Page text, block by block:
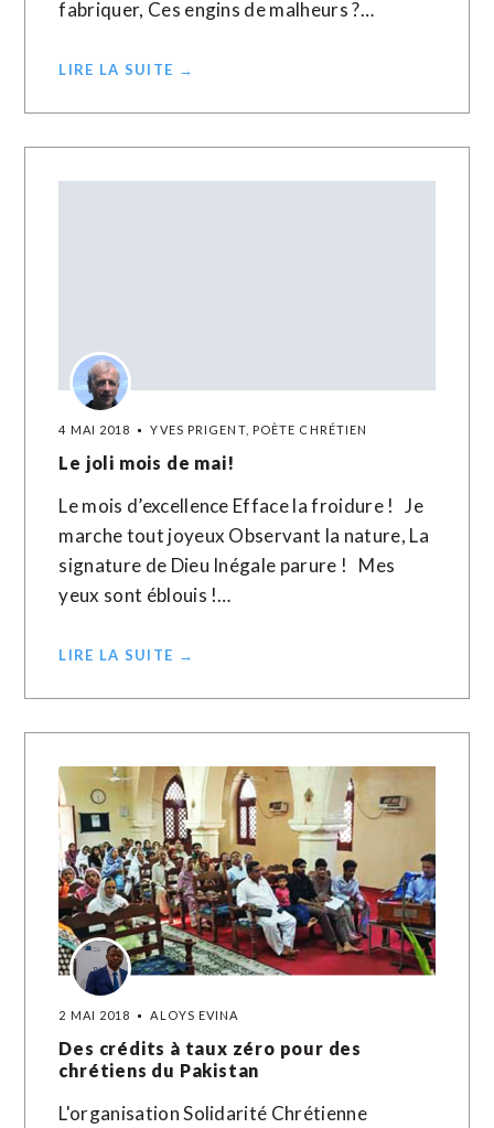
fabriquer, Ces engins de malheurs ?…
LIRE LA SUITE →
4 MAI 2018 YVES PRIGENT, POÈTE CHRÉTIEN
Le joli mois de mai!
Le mois d’excellence Efface la froidure ! Je
marche tout joyeux Observant la nature, La
signature de Dieu Inégale parure ! Mes
yeux sont éblouis !…
LIRE LA SUITE →
2 MAI 2018 ALOYS EVINA
Des crédits à taux zéro pour des
chrétiens du Pakistan
L'organisation Solidarité Chrétienne